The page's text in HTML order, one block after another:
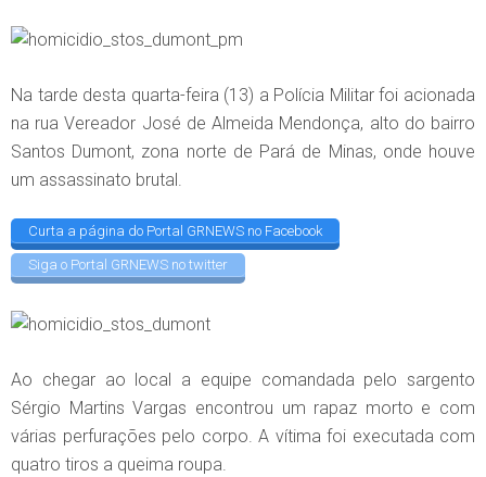
Na tarde desta quarta-feira (13) a Polícia Militar foi acionada
na rua Vereador José de Almeida Mendonça, alto do bairro
Santos Dumont, zona norte de Pará de Minas, onde houve
um assassinato brutal.
Curta a página do Portal GRNEWS no Facebook
Siga o Portal GRNEWS no twitter
Ao chegar ao local a equipe comandada pelo sargento
Sérgio Martins Vargas encontrou um rapaz morto e com
várias perfurações pelo corpo. A vítima foi executada com
quatro tiros a queima roupa.